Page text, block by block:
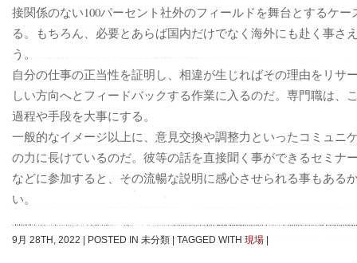
接関係のない100パーセント社外のフィールドを舞台とするケー
る。もちろん、必要とあらば国内だけでなく海外にも赴く事さ
う。
自分の仕事の正当性を証明し、相違が生じればその理由をリサ
しい方向へとフィードバックする作業に入るのだ。専門職は、
過程や手段を大事にする。
一般的なイメージ以上に、意見交換や調整力といったコミュニ
の力に長けているのだ。彼等の話を直接聞く事ができるセミナ
などに参加すると、その流暢な説明に感心させられる事もある
い。
9月 28TH, 2022 POSTED IN 未分類 TAGGED WITH 現場